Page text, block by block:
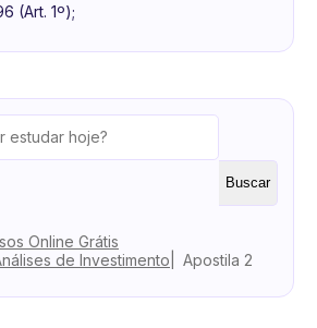
(Art. 1º);
Buscar
Online Grátis
de Investimento
Apostila 2